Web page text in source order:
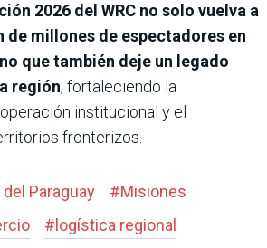
2026 del WRC no solo vuelva a
de millones de espectadores en
que también deje un legado
región, fortaleciendo la
institucional y el
fronterizos.
del Paraguay #Misiones
# logística regional